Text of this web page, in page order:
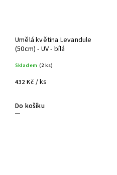
Umělá květina Levandule
(50cm) - UV - bílá
Skladem (2 ks)
432 Kč / ks
Do košíku